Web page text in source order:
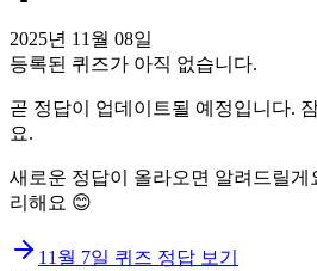
2025년 11월 08일
등록된 퀴즈가 아직 없습니다.
곧 정답이 업데이트될 예정입니다.
요.
새로운 정답이 올라오면 알려드릴게
리해요 😊
11월 7일 퀴즈 정답 보기